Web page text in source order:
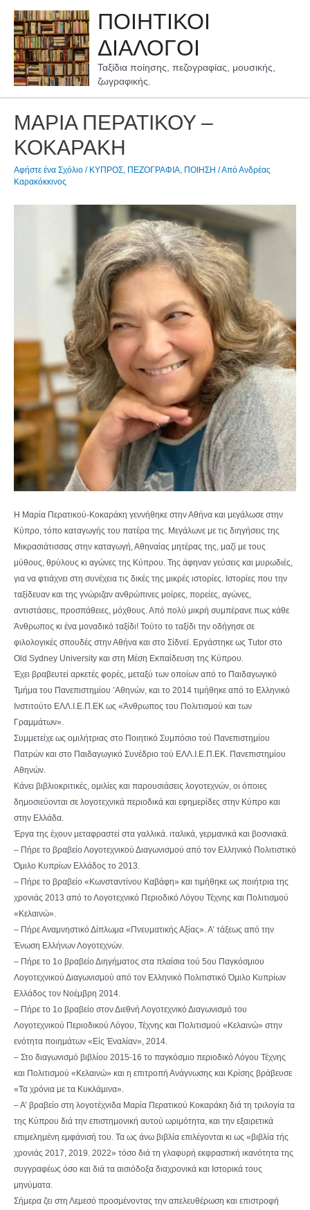
περιεχόμενο
ΠΟΙΗΤΙΚΟΙ
ΔΙΑΛΟΓΟΙ
Ταξίδια ποίησης, πεζογραφίας, μουσικής,
ζωγραφικής.
ΜΑΡΙΑ ΠΕΡΑΤΙΚΟΥ –
ΚΟΚΑΡΑΚΗ
Αφήστε ένα Σχόλιο / ΚΥΠΡΟΣ, ΠΕΖΟΓΡΑΦΙΑ, ΠΟΙΗΣΗ / ΑπόΑνδρέας
Καρακόκκινος
Η Μαρία Περατικού-Κοκαράκη γεννήθηκε στην Αθήνα και μεγάλωσε στην
Κύπρο, τόπο καταγωγής του πατέρα της. Μεγάλωνε με τις διηγήσεις της
Μικρασιάτισσας στην καταγωγή, Αθηναίας μητέρας της, μαζί με τους
μύθους, θρύλους κι αγώνες της Κύπρου. Της άφηναν γεύσεις και μυρωδιές,
για να φτιάχνει στη συνέχεια τις δικές της μικρές ιστορίες. Ιστορίες που την
ταξίδευαν και της γνώριζαν ανθρώπινες μοίρες, πορείες, αγώνες,
αντιστάσεις, προσπάθειες, μόχθους. Από πολύ μικρή συμπέρανε πως κάθε
Άνθρωπος κι ένα μοναδικό ταξίδι! Τούτο το ταξίδι την οδήγησε σε
φιλολογικές σπουδές στην Αθήνα και στο Σίδνεϊ. Εργάστηκε ως Tutor στο
Old Sydney University και στη Μέση Εκπαίδευση της Κύπρου.
Έχει βραβευτεί αρκετές φορές, μεταξύ των οποίων από το Παιδαγωγικό
Τμήμα του Πανεπιστημίου ’Αθηνών, και το 2014 τιμήθηκε από το Ελληνικό
Ινστιτούτο ΕΛΛ.Ι.Ε.Π.ΕΚ ως «Άνθρωπος του Πολιτισμού και των
Γραμμάτων».
Συμμετείχε ως ομιλήτριας στο Ποιητικό Συμπόσιο τού Πανεπιστημίου
Πατρών και στο Παιδαγωγικό Συνέδριο τού ΕΛΛ.Ι.Ε.Π.ΕΚ. Πανεπιστημίου
Αθηνών.
Κάνει βιβλιοκριτικές, ομιλίες και παρουσιάσεις λογοτεχνών, οι όποιες
δημοσιεύονται σε λογοτεχνικά περιοδικά και εφημερίδες στην Κύπρο και
στην Ελλάδα.
Έργα της έχουν μεταφραστεί στα γαλλικά. ιταλικά, γερμανικά και βοσνιακά.
– Πήρε το βραβείο Λογοτεχνικού Διαγωνισμού από τον Ελληνικό Πολιτιστικό
Όμιλο Κυπρίων Ελλάδος το 2013.
– Πήρε το βραβείο «Κωνσταντίνου Καβάφη» και τιμήθηκε ως ποιήτρια της
χρονιάς 2013 από το Λογοτεχνικό Περιοδικό Λόγου Τέχνης και Πολιτισμού
«Κελαινώ».
– Πήρε Αναμνηστικό Δίπλωμα «Πνευματικής Αξίας». Α’ τάξεως από την
Ένωση Ελλήνων Λογοτεχνών.
– Πήρε το 1ο βραβείο Διηγήματος στα πλαίσια τού 5ου Παγκόσμιου
Λογοτεχνικού Διαγωνισμού από τον Ελληνικό Πολιτιστικό Όμιλο Κυπρίων
Ελλάδος τον Νοέμβρη 2014.
– Πήρε το 1ο βραβείο στον Διεθνή Λογοτεχνικό Διαγωνισμό του
Λογοτεχνικού Περιοδικού Λόγου, Τέχνης και Πολιτισμού «Κελαινώ» στην
ενότητα ποιημάτων «Είς Έναλίαν», 2014.
– Στο διαγωνισμό βιβλίου 2015-16 το παγκόσμιο περιοδικό Λόγου Τέχνης
και Πολιτισμού «Κελαινώ» και η επιτροπή Ανάγνωσης και Κρίσης βράβευσε
«Τα χρόνια με τα Κυκλάμινα».
– Α’ βραβείο στη λογοτέχνιδα Μαρία Περατικού Κοκαράκη διά τη τριλογία τα
της Κύπρου διά την επιστημονική αυτού ωριμότητα, και την εξαιρετικά
επιμελημένη εμφάνισή του. Τα ως άνω βιβλία επιλέγονται κι ως «βιβλία τής
χρονιάς 2017, 2019. 2022» τόσο διά τη γλαφυρή εκφραστική ικανότητα της
συγγραφέως όσο και διά τα αισιόδοξα διαχρονικά και Ιστορικά τους
μηνύματα.
Σήμερα ζει στη Λεμεσό προσμένοντας την απελευθέρωση και επιστροφή